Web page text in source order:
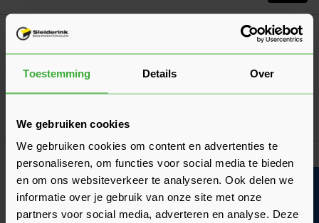
Toestemming Details Over
We gebruiken cookies
We gebruiken cookies om content en advertenties te
personaliseren, om functies voor social media te bieden
en om ons websiteverkeer te analyseren. Ook delen we
informatie over je gebruik van onze site met onze
partners voor social media, adverteren en analyse. Deze
Verwerkingsadvies
Verwerkingsadvies Deuren
Een overzicht met belangrijke aandachtspunten en tips bij de
Leestijd: 5 minuten
Algemeen
De draairichting van een deur bepalen
Moet je de draairichting van je nieuwe deur aangeven? Wij
leggen hier uit hoe je de draairichting kunt bepalen!